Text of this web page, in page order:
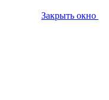
Закрыть окно